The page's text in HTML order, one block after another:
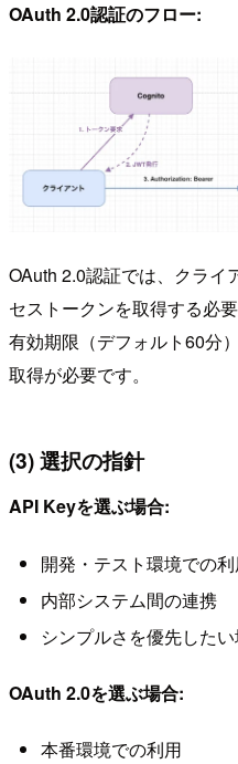
OAuth 2.0認証のフロー:
OAuth 2.0認証では、クライ
セストークンを取得する必
有効期限（デフォルト60分
取得が必要です。
(3) 選択の指針
API Keyを選ぶ場合:
開発・テスト環境での
内部システム間の連携
シンプルさを優先した
OAuth 2.0を選ぶ場合:
本番環境での利用